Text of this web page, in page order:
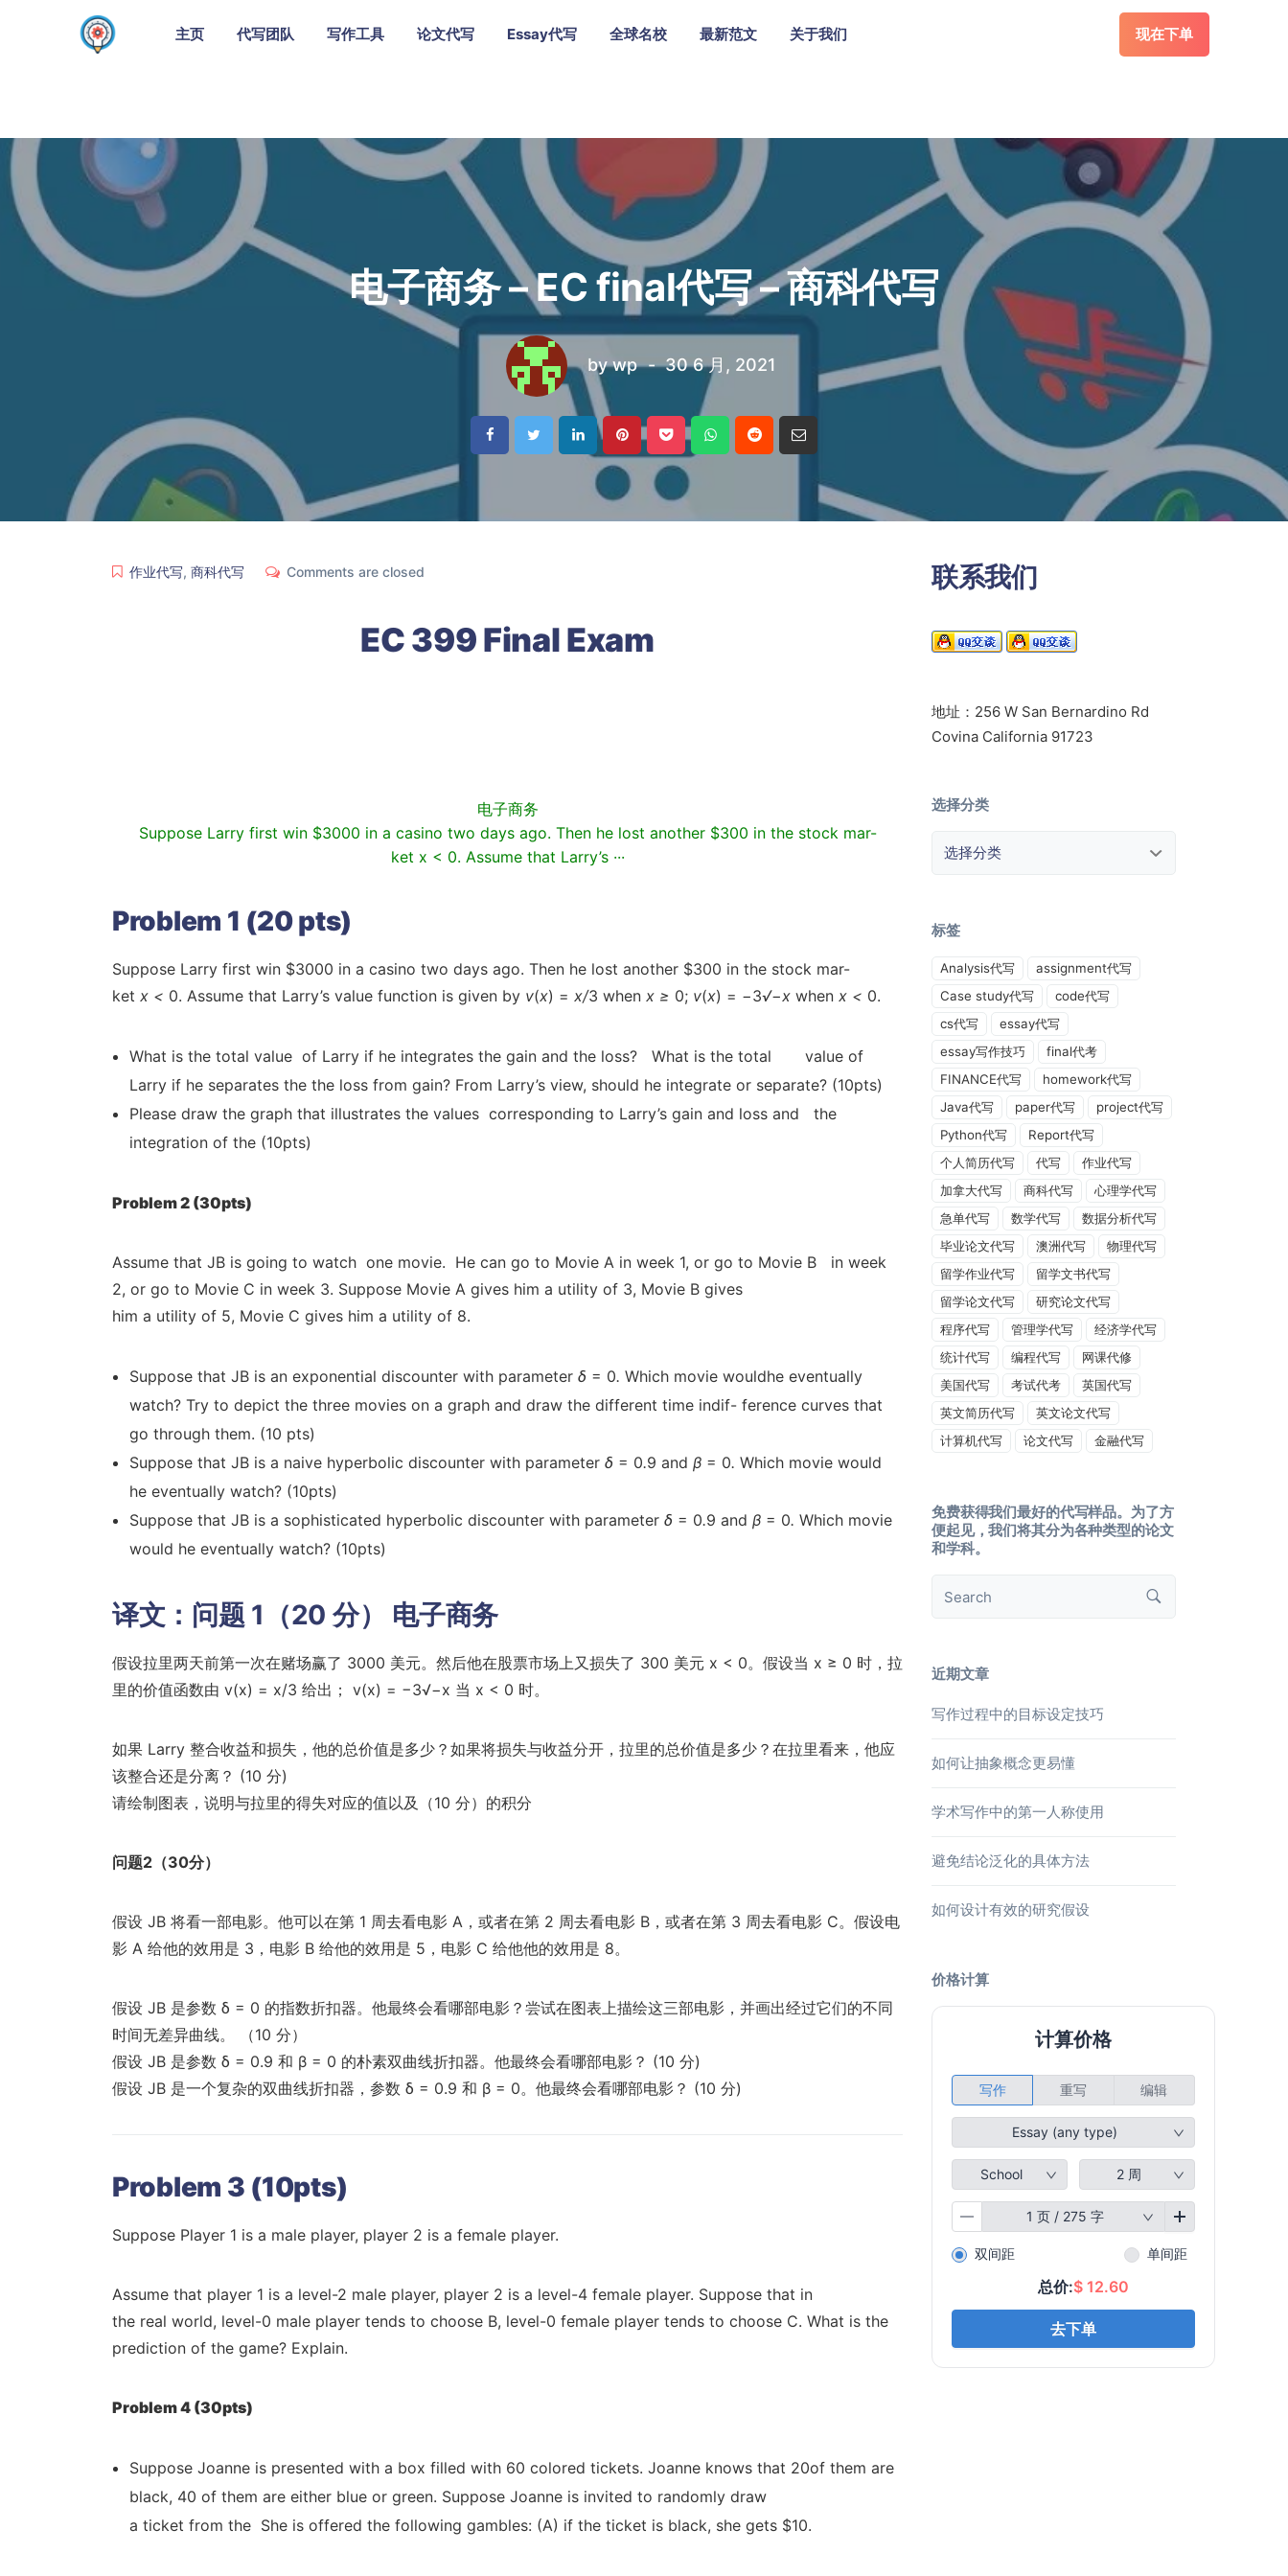
主页 代写团队 写作工具 论文代写 Essay代写 全球名校 最新范文 关于我们 现在下单
电子商务 – EC final代写 – 商科代写
by wp 30 6 月, 2021
作业代写, 商科代写 Comments are closed
EC 399 Final Exam
电子商务
Suppose Larry first win $3000 in a casino two days ago. Then he lost another $300 in the stock mar-
ket x < 0. Assume that Larry’s ···
Problem 1 (20 pts)
Suppose Larry first win $3000 in a casino two days ago. Then he lost another $300 in the stock mar-
ket x < 0. Assume that Larry’s value function is given by v(x) = x/3 when x ≥ 0; v(x) = −3√−x when x < 0.
What is the total value of Larry if he integrates the gain and the loss? What is the total value of
Larry if he separates the the loss from gain? From Larry’s view, should he integrate or separate? (10pts)
Please draw the graph that illustrates the values corresponding to Larry’s gain and loss and the
integration of the (10pts)
Problem 2 (30pts)
Assume that JB is going to watch one movie. He can go to Movie A in week 1, or go to Movie B in week
2, or go to Movie C in week 3. Suppose Movie A gives him a utility of 3, Movie B gives
him a utility of 5, Movie C gives him a utility of 8.
Suppose that JB is an exponential discounter with parameter δ = 0. Which movie wouldhe eventually
watch? Try to depict the three movies on a graph and draw the different time indif- ference curves that
go through them. (10 pts)
Suppose that JB is a naive hyperbolic discounter with parameter δ = 0.9 and β = 0. Which movie would
he eventually watch? (10pts)
Suppose that JB is a sophisticated hyperbolic discounter with parameter δ = 0.9 and β = 0. Which movie
would he eventually watch? (10pts)
译文： 问题 1（20 分） 电子商务
假设拉里两天前第一次在赌场赢了 3000 美元。然后他在股票市场上又损失了 300 美元 x < 0。假设当 x ≥ 0 时，拉
里的价值函数由 v(x) = x/3 给出； v(x) = −3√−x 当 x < 0 时。
如果 Larry 整合收益和损失，他的总价值是多少？如果将损失与收益分开，拉里的总价值是多少？在拉里看来，他应
该整合还是分离？ (10 分)
请绘制图表，说明与拉里的得失对应的值以及（10 分）的积分
问题2（30分）
假设 JB 将看一部电影。他可以在第 1 周去看电影 A，或者在第 2 周去看电影 B，或者在第 3 周去看电影 C。假设电
影 A 给他的效用是 3，电影 B 给他的效用是 5，电影 C 给他他的效用是 8。
假设 JB 是参数 δ = 0 的指数折扣器。他最终会看哪部电影？尝试在图表上描绘这三部电影，并画出经过它们的不同
时间无差异曲线。 （10 分）
假设 JB 是参数 δ = 0.9 和 β = 0 的朴素双曲线折扣器。他最终会看哪部电影？ (10 分)
假设 JB 是一个复杂的双曲线折扣器，参数 δ = 0.9 和 β = 0。他最终会看哪部电影？ (10 分)
Problem 3 (10pts)
Suppose Player 1 is a male player, player 2 is a female player.
Assume that player 1 is a level-2 male player, player 2 is a level-4 female player. Suppose that in
the real world, level-0 male player tends to choose B, level-0 female player tends to choose C. What is the
prediction of the game? Explain.
Problem 4 (30pts)
Suppose Joanne is presented with a box filled with 60 colored tickets. Joanne knows that 20of them are
black, 40 of them are either blue or green. Suppose Joanne is invited to randomly draw
a ticket from the She is offered the following gambles: (A) if the ticket is black, she gets $10.
联系我们
地址：256 W San Bernardino Rd
Covina California 91723
选择分类
标签
Analysis代写
assignment代写
Case study代写
code代写
cs代写
essay代写
essay写作技巧
final代考
FINANCE代写
homework代写
Java代写
paper代写
project代写
Python代写
Report代写
个人简历代写
代写
作业代写
加拿大代写
商科代写
心理学代写
急单代写
数学代写
数据分析代写
毕业论文代写
澳洲代写
物理代写
留学作业代写
留学文书代写
留学论文代写
研究论文代写
程序代写
管理学代写
经济学代写
统计代写
编程代写
网课代修
美国代写
考试代考
英国代写
英文简历代写
英文论文代写
计算机代写
论文代写 金融代写
免费获得我们最好的代写样品。为了方
便起见，我们将其分为各种类型的论文
和学科。
近期文章
写作过程中的目标设定技巧
如何让抽象概念更易懂
学术写作中的第一人称使用
避免结论泛化的具体方法
如何设计有效的研究假设
价格计算